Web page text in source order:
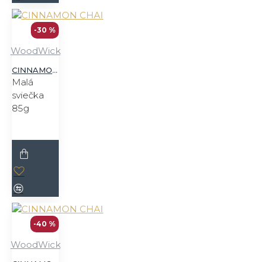
-30 %
WoodWick
CINNAMON CHAI
Malá
sviečka
85g
-40 %
WoodWick